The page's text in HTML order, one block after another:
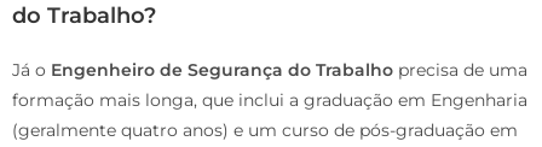
do Trabalho?
Já o Engenheiro de Segurança do Trabalho precisa de uma
formação mais longa, que inclui a graduação em Engenharia
(geralmente quatro anos) e um curso de pós-graduação em